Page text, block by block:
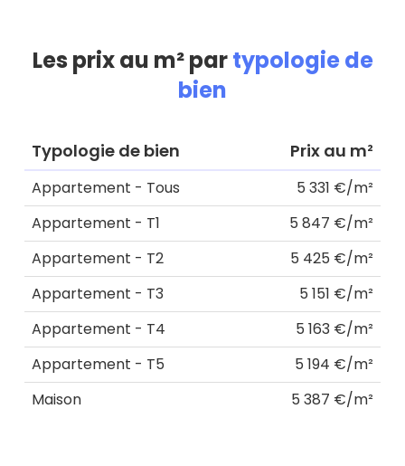
Les prix au m² partypologie de
bien
Typologie de bien Prix au m²
Appartement - Tous
5 331 €/m²
Appartement - T1
5 847 €/m²
Appartement - T2
5 425 €/m²
Appartement - T3
5 151 €/m²
Appartement - T4
5 163 €/m²
Appartement - T5
5 194 €/m²
Maison
5 387 €/m²